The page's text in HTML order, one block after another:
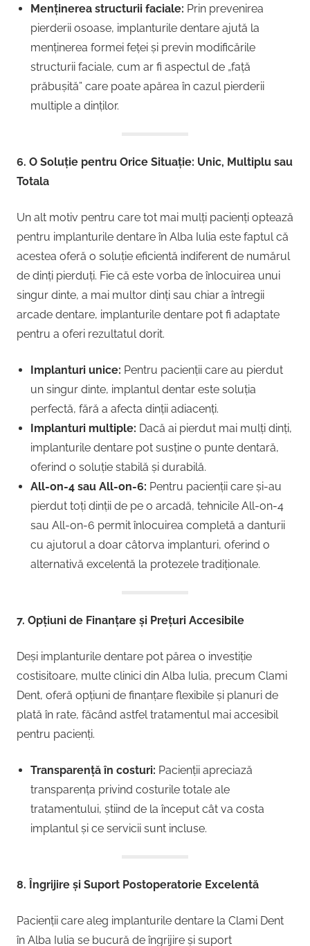
Menținerea structurii faciale: Prin prevenirea
pierderii osoase, implanturile dentare ajută la
menținerea formei feței și previn modificările
structurii faciale, cum ar fi aspectul de „față
prăbușită” care poate apărea în cazul pierderii
multiple a dinților.
6. O Soluție pentru Orice Situație: Unic, Multiplu sau
Totala
Un alt motiv pentru care tot mai mulți pacienți optează
pentru implanturile dentare în Alba Iulia este faptul că
acestea oferă o soluție eficientă indiferent de numărul
de dinți pierduți. Fie că este vorba de înlocuirea unui
singur dinte, a mai multor dinți sau chiar a întregii
arcade dentare, implanturile dentare pot fi adaptate
pentru a oferi rezultatul dorit.
Implanturi unice: Pentru pacienții care au pierdut
un singur dinte, implantul dentar este soluția
perfectă, fără a afecta dinții adiacenți.
Implanturi multiple: Dacă ai pierdut mai mulți dinți,
implanturile dentare pot susține o punte dentară,
oferind o soluție stabilă și durabilă.
All-on-4 sau All-on-6: Pentru pacienții care și-au
pierdut toți dinții de pe o arcadă, tehnicile All-on-4
sau All-on-6 permit înlocuirea completă a danturii
cu ajutorul a doar câtorva implanturi, oferind o
alternativă excelentă la protezele tradiționale.
7. Opțiuni de Finanțare și Prețuri Accesibile
Deși implanturile dentare pot părea o investiție
costisitoare, multe clinici din Alba Iulia, precum Clami
Dent, oferă opțiuni de finanțare flexibile și planuri de
plată în rate, făcând astfel tratamentul mai accesibil
pentru pacienți.
Transparență în costuri: Pacienții apreciază
transparența privind costurile totale ale
tratamentului, știind de la început cât va costa
implantul și ce servicii sunt incluse.
8. Îngrijire și Suport Postoperatorie Excelentă
Pacienții care aleg implanturile dentare la Clami Dent
în Alba Iulia se bucură de îngrijire și suport